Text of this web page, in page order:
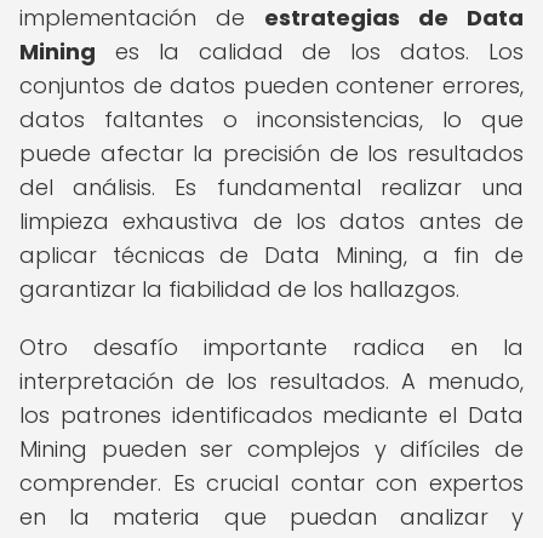
implementación de estrategias de Data
Mining es la calidad de los datos. Los
conjuntos de datos pueden contener errores,
datos faltantes o inconsistencias, lo que
puede afectar la precisión de los resultados
del análisis. Es fundamental realizar una
limpieza exhaustiva de los datos antes de
aplicar técnicas de Data Mining, a fin de
garantizar la fiabilidad de los hallazgos.
Otro desafío importante radica en la
interpretación de los resultados. A menudo,
los patrones identificados mediante el Data
Mining pueden ser complejos y difíciles de
comprender. Es crucial contar con expertos
en la materia que puedan analizar y